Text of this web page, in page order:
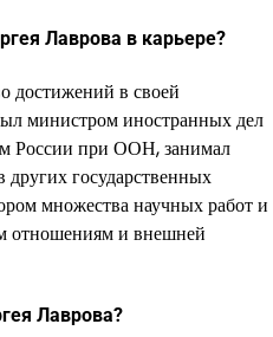
Лаврова в карьере?
достижений в своей
министром иностранных дел
России при ООН, занимал
государственных
множества научных работ и
отношениям и внешней
Лаврова?